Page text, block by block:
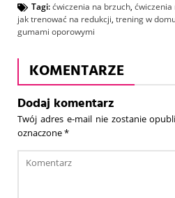
Tagi:ćwiczenia na brzuch ćwiczenia
jak trenować na redukcji trening w
gumami oporowymi
KOMENTARZE
Dodaj komentarz
Twój adres e-mail nie zostanie
oznaczone*